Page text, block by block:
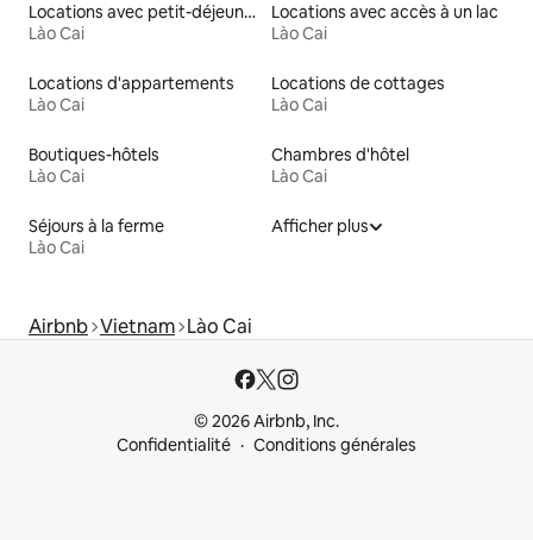
Locations avec petit-déjeuner
Lào Cai
Locations avec accès à un lac
Lào Cai
Locations d'appartements
Lào Cai
Locations de cottages
Lào Cai
Boutiques-hôtels
Lào Cai
Chambres d'hôtel
Lào Cai
Séjours à la ferme
Lào Cai
Afficher plus
Airbnb Vietnam Lào Cai
© 2026 Airbnb, Inc.
Confidentialité
Conditions générales